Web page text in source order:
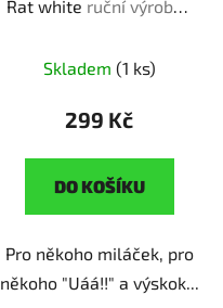
Rat white ruční výroba |
Skladem (1 ks)
299 Kč
DO KOŠÍKU
Pro někoho miláček, pro
někoho "Uáá!!" a výskok...